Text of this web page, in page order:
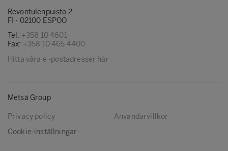
Revontulenpuisto 2
FI - 02100 ESPOO
Tel: +358 10 4601
Fax: +358 10 465 4400
Hitta våra e -postadresser här
Metsä Group
Privacy policy
Användarvillkor
Cookie-inställningar